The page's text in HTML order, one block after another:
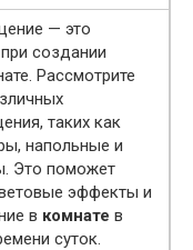
— это
создании
Рассмотрите
таких как
напольные и
Это поможет
эффекты и
в комнате в
суток.